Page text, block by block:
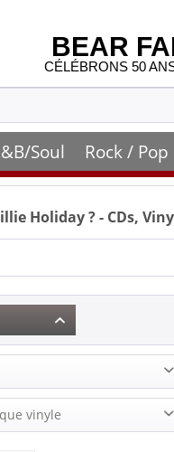
BEAR
CÉLÉBRONS 50
Soul Rock / Pop
Holiday? - CDs,
(7)
vinyle